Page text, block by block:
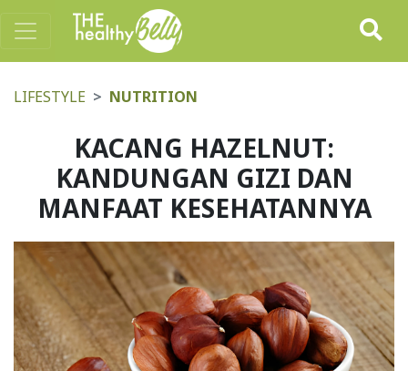
LIFESTYLE NUTRITION
KACANG HAZELNUT:
KANDUNGAN GIZI DAN
MANFAAT KESEHATANNYA